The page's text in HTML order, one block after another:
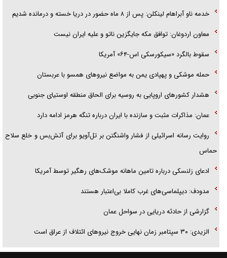
خدمه ناو آبراهام لینکلن: پس از ۸ ماه حضور در دریا خسته و درمانده شدیم
معاون اردوغان: توافق مکه جایگزین ناتو و علیه ایران نیست
سقوط بالگرد «سیکورسکی اس-۶۴» آمریکا
حمله موشکی و پهپادی یمن به مواضع نیرو‌های همسو با عربستان
هشدار کشور‌های اروپایی به روسیه برای الحاق منطقه اوستیای جنوبی
عمان: مذاکرات مثبت و سازنده با ایران درباره تنگه هرمز ادامه دارد
روایت رسانه اسرائیلی از فشار واشنگتن بر تل‌آویو برای آتش‌بس و خلع سلاح
حماس
ادعای زلنسکی درباره تامین ماهانه موشک‌های رهگیر توسط آمریکا
مدودف: دیپلماسی‌های غرب کاملا بی‌اعتبار هستند
گزارشی از حادثه دریایی در سواحل عمان
الزیدی: ۳۰ سپتامبر زمان نهایی خروج نیرو‌های ائتلاف از عراق است